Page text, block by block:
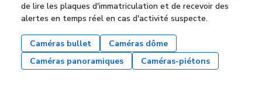
de lire les plaques d'immatriculation et de recevoir des
alertes en temps réel en cas d'activité suspecte.
Caméras bullet
Caméras dôme
Caméras panoramiques
Caméras-piétons